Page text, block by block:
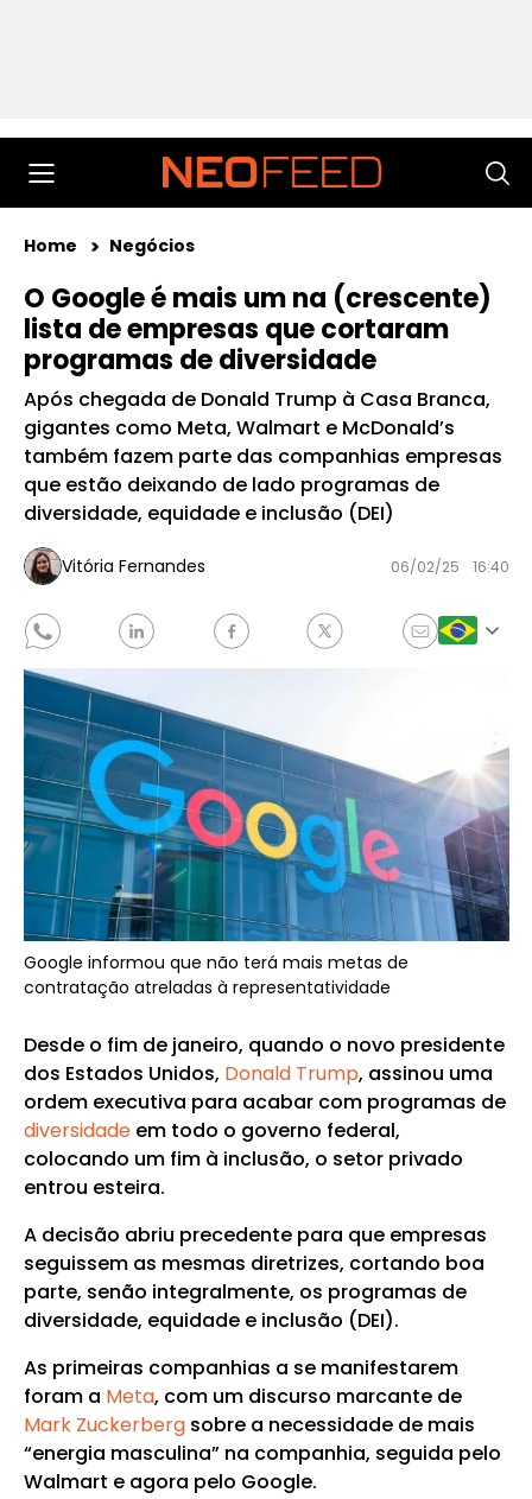
Home Negócios
O Google é mais um na (crescente)
lista de empresas que cortaram
programas de diversidade
Após chegada de Donald Trump à Casa Branca,
gigantes como Meta, Walmart e McDonald’s
também fazem parte das companhias empresas
que estão deixando de lado programas de
diversidade, equidade e inclusão (DEI)
Vitória Fernandes 06/02/25 16:40
Google informou que não terá mais metas de
contratação atreladas à representatividade
Desde o fim de janeiro, quando o novo presidente
dos Estados Unidos, Donald Trump, assinou uma
ordem executiva para acabar com programas de
diversidadeem todo o governo federal,
colocando um fim à inclusão, o setor privado
entrou esteira.
A decisão abriu precedente para que empresas
seguissem as mesmas diretrizes, cortando boa
parte, senão integralmente, os programas de
diversidade, equidade e inclusão (DEI).
As primeiras companhias a se manifestarem
foram a Meta, com um discurso marcante de
Mark Zuckerbergsobre a necessidade de mais
“energia masculina” na companhia, seguida pelo
Walmart e agora pelo Google.